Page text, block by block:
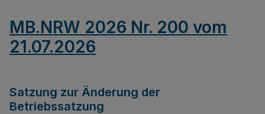
MB.NRW 2026 Nr. 200 vom
21.07.2026
Satzung zur Änderung der
Betriebssatzung